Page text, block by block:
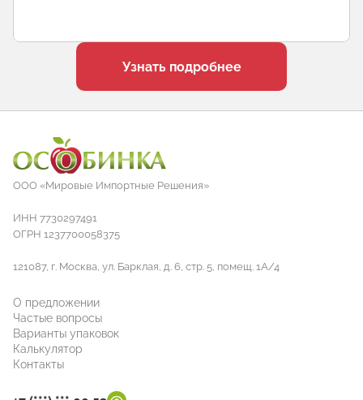
Узнать подробнее
ООО «Мировые Импортные Решения»
ИНН 7730297491
ОГРН 1237700058375
121087, г. Москва, ул. Барклая, д. 6, стр. 5, помещ. 1А/4
О предложении
Частые вопросы
Варианты упаковок
Калькулятор
Контакты